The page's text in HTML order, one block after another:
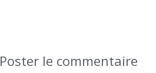
Poster le commentaire